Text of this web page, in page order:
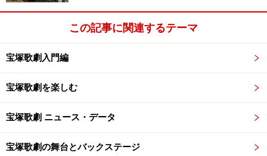
この記事に関連するテーマ
宝塚歌劇入門編
宝塚歌劇を楽しむ
宝塚歌劇 ニュース・データ
宝塚歌劇の舞台とバックステージ